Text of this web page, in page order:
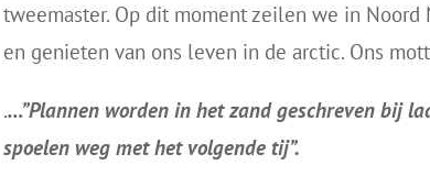
tweemaster.Op dit moment zeilen we in Noord
en genieten van ons leven in de arctic. Ons
.…”Plannen worden in het zand geschreven bij
spoelen weg met het volgende tij”.